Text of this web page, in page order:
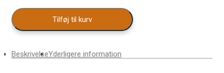
Tilføj til kurv
BeskrivelseYderligere information